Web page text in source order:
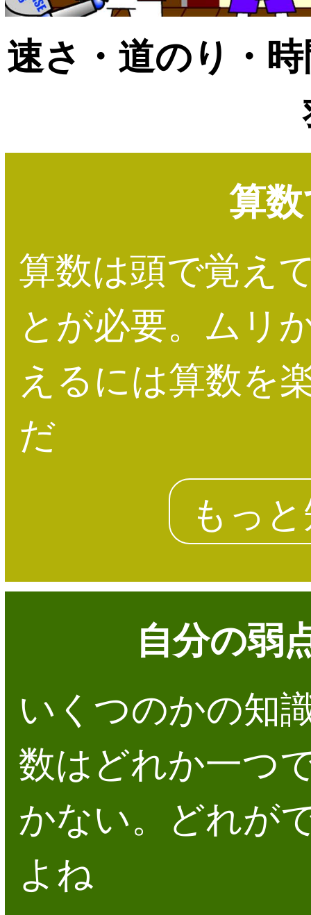
速さ・道のり・
算
算数は頭で覚え
とが必要。ムリ
えるには算数を
だ
もっ
自分の弱
いくつのかの知
数はどれか一つ
かない。どれが
よね